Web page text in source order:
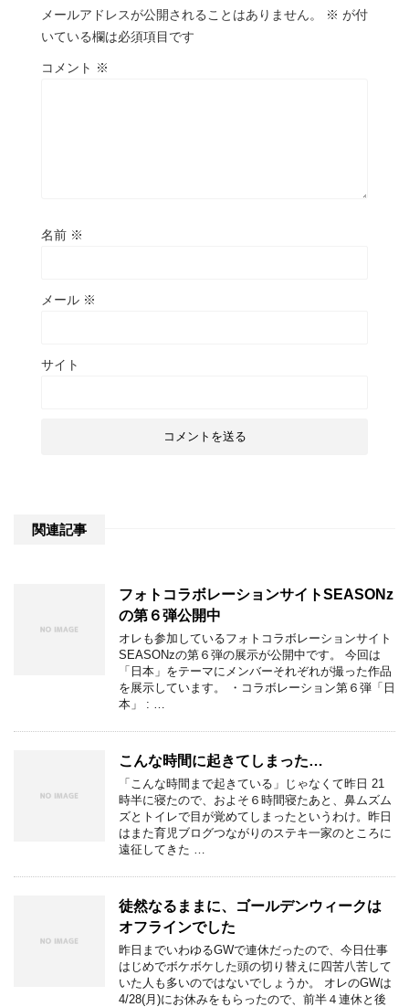
メールアドレスが公開されることはありません。 ※ が付
いている欄は必須項目です
コメント ※
名前 ※
メール ※
サイト
関連記事
フォトコラボレーションサイトSEASONz
の第６弾公開中
オレも参加しているフォトコラボレーションサイト
SEASONzの第６弾の展示が公開中です。 今回は
「日本」をテーマにメンバーそれぞれが撮った作品
を展示しています。 ・コラボレーション第６弾「日
本」 : …
こんな時間に起きてしまった…
「こんな時間まで起きている」じゃなくて昨日 21
時半に寝たので、およそ６時間寝たあと、鼻ムズム
ズとトイレで目が覚めてしまったというわけ。昨日
はまた育児ブログつながりのステキ一家のところに
遠征してきた …
徒然なるままに、ゴールデンウィークは
オフラインでした
昨日までいわゆるGWで連休だったので、今日仕事
はじめでボケボケした頭の切り替えに四苦八苦して
いた人も多いのではないでしょうか。 オレのGWは
4/28(月)にお休みをもらったので、前半４連休と後